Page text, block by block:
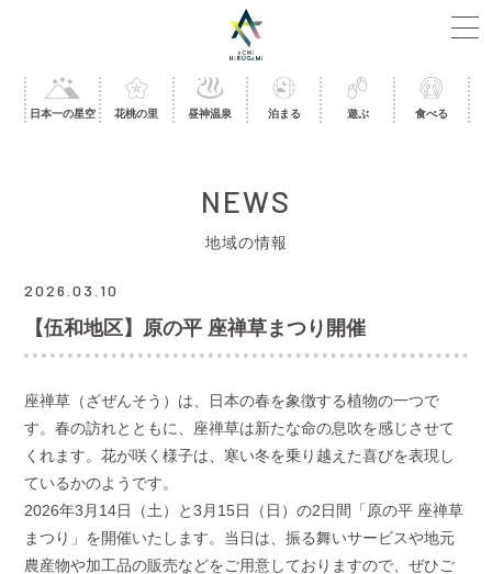
日本一の星空 花桃の里 昼神温泉 泊まる 遊ぶ 食べる
NEWS
地域の情報
2026.03.10
【伍和地区】原の平 座禅草まつり開催
座禅草（ざぜんそう）は、日本の春を象徴する植物の一つで
す。春の訪れとともに、座禅草は新たな命の息吹を感じさせて
くれます。花が咲く様子は、寒い冬を乗り越えた喜びを表現し
ているかのようです。
2026年3月14日（土）と3月15日（日）の2日間「原の平 座禅草
まつり」を開催いたします。当日は、振る舞いサービスや地元
農産物や加工品の販売などをご用意しておりますので、ぜひご